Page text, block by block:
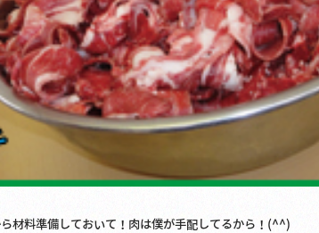
材料準備しておいて！肉は僕が手配してるから！(^^)